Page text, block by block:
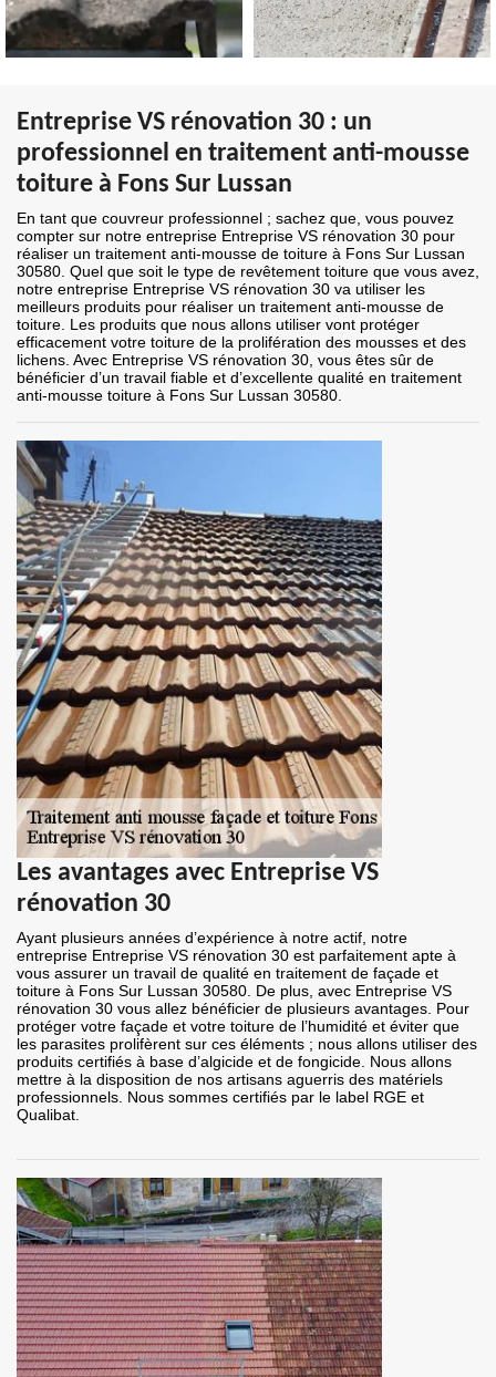
Entreprise VS rénovation 30 : un
professionnel en traitement anti-mousse
toiture à Fons Sur Lussan
En tant que couvreur professionnel ; sachez que, vous pouvez
compter sur notre entreprise Entreprise VS rénovation 30 pour
réaliser un traitement anti-mousse de toiture à Fons Sur Lussan
30580. Quel que soit le type de revêtement toiture que vous avez,
notre entreprise Entreprise VS rénovation 30 va utiliser les
meilleurs produits pour réaliser un traitement anti-mousse de
toiture. Les produits que nous allons utiliser vont protéger
efficacement votre toiture de la prolifération des mousses et des
lichens. Avec Entreprise VS rénovation 30, vous êtes sûr de
bénéficier d’un travail fiable et d’excellente qualité en traitement
anti-mousse toiture à Fons Sur Lussan 30580.
Les avantages avec Entreprise VS
rénovation 30
Ayant plusieurs années d’expérience à notre actif, notre
entreprise Entreprise VS rénovation 30 est parfaitement apte à
vous assurer un travail de qualité en traitement de façade et
toiture à Fons Sur Lussan 30580. De plus, avec Entreprise VS
rénovation 30 vous allez bénéficier de plusieurs avantages. Pour
protéger votre façade et votre toiture de l’humidité et éviter que
les parasites prolifèrent sur ces éléments ; nous allons utiliser des
produits certifiés à base d’algicide et de fongicide. Nous allons
mettre à la disposition de nos artisans aguerris des matériels
professionnels. Nous sommes certifiés par le label RGE et
Qualibat.